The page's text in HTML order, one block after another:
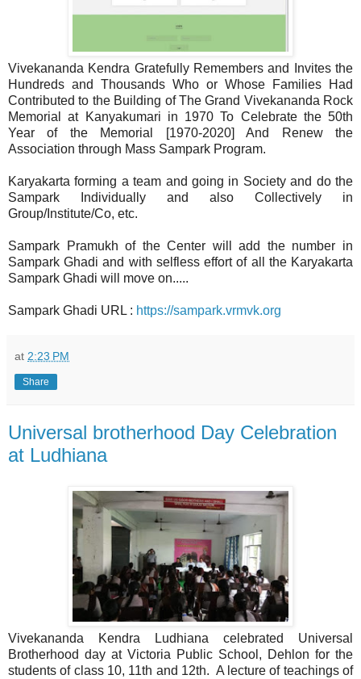
Vivekananda Kendra Gratefully Remembers and Invites the
Hundreds and Thousands Who or Whose Families Had
Contributed to the Building of The Grand Vivekananda Rock
Memorial at Kanyakumari in 1970 To Celebrate the 50th
Year of the Memorial [1970-2020] And Renew the
Association through Mass Sampark Program.
Karyakarta forming a team and going in Society and do the
Sampark Individually and also Collectively in
Group/Institute/Co, etc.
Sampark Pramukh of the Center will add the number in
Sampark Ghadi and with selfless effort of all the Karyakarta
Sampark Ghadi will move on.....
Sampark Ghadi URL : https://sampark.vrmvk.org
at 2:23 PM
Share
Universal brotherhood Day Celebration
at Ludhiana
Vivekananda Kendra Ludhiana celebrated Universal
Brotherhood day at Victoria Public School, Dehlon for the
students of class 10, 11th and 12th. A lecture of teachings of